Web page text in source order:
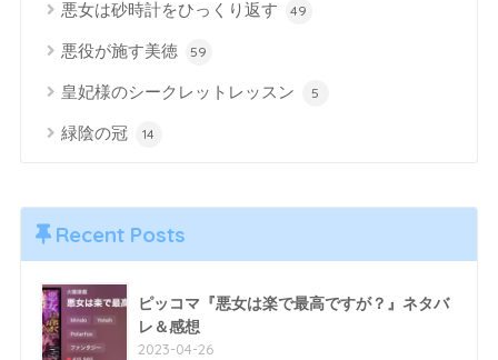
悪女は砂時計をひっくり返す 49
悪役が施す美徳 59
皇妃様のシークレットレッスン 5
緑陰の冠 14
Recent Posts
ピッコマ『悪女は楽で最高ですが？』ネタバ
レ＆感想
2023-04-26